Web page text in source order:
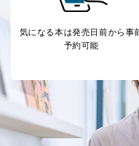
つきましては、下記A
ただいた個人情報のう
番号、金融機関の名称
期限など、商品のお
情報に変更があった場
せていただく場合があ
A.開示等の求めの申し
開示等の求めは、電話
し付けください。開示
く書面等については、
気になる本は発売日前から事
予約可能